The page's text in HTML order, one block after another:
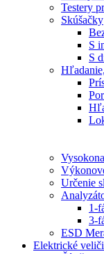
Testery
Skúšačky
S
S
Určenie
1-
3-
ESD
Elektrické